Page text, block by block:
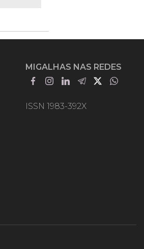
MIGALHAS NAS REDES
ISSN 1983-392X